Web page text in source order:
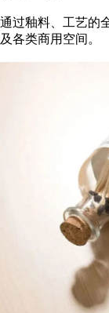
通过釉料、工艺的
及各类商用空间。